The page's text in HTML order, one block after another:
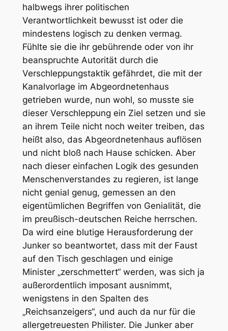
halbwegs ihrer politischen
Verantwortlichkeit bewusst ist oder die
mindestens logisch zu denken vermag.
Fühlte sie die ihr gebührende oder von ihr
beanspruchte Autorität durch die
Verschleppungstaktik gefährdet, die mit der
Kanalvorlage im Abgeordnetenhaus
getrieben wurde, nun wohl, so musste sie
dieser Verschleppung ein Ziel setzen und sie
an ihrem Teile nicht noch weiter treiben, das
heißt also, das Abgeordnetenhaus auflösen
und nicht bloß nach Hause schicken. Aber
nach dieser einfachen Logik des gesunden
Menschenverstandes zu regieren, ist lange
nicht genial genug, gemessen an den
eigentümlichen Begriffen von Genialität, die
im preußisch-deutschen Reiche herrschen.
Da wird eine blutige Herausforderung der
Junker so beantwortet, dass mit der Faust
auf den Tisch geschlagen und einige
Minister „zerschmettert“ werden, was sich ja
außerordentlich imposant ausnimmt,
wenigstens in den Spalten des
„Reichsanzeigers“, und auch da nur für die
allergetreuesten Philister. Die Junker aber